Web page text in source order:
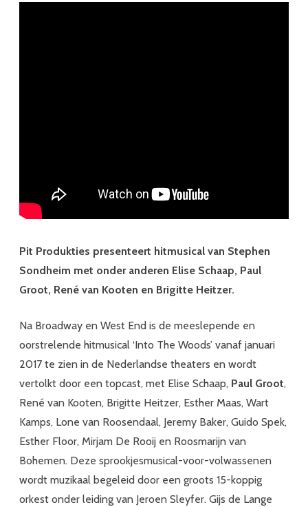
Pit Produkties presenteert hitmusical van Stephen
Sondheim met onder anderen Elise Schaap, Paul
Groot, René van Kooten en Brigitte Heitzer.
Na Broadway en West End is de meeslepende en
oorstrelende hitmusical ‘Into The Woods’ vanaf januari
2017 te zien in de Nederlandse theaters en wordt
vertolkt door een topcast, met Elise Schaap, Paul Groot,
René van Kooten, Brigitte Heitzer, Esther Maas, Wart
Kamps, Lone van Roosendaal, Jeremy Baker, Guido Spek,
Esther Floor, Mirjam De Rooij en Roosmarijn van
Bohemen. Deze sprookjesmusical-voor-volwassenen
wordt muzikaal begeleid door een groots 15-koppig
orkest onder leiding van Jeroen Sleyfer. Gijs de Lange